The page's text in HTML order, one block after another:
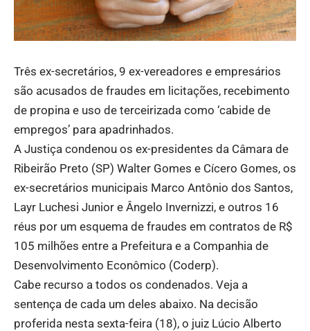
Três ex-secretários, 9 ex-vereadores e empresários
são acusados de fraudes em licitações, recebimento
de propina e uso de terceirizada como ‘cabide de
empregos’ para apadrinhados.
A Justiça condenou os ex-presidentes da Câmara de
Ribeirão Preto (SP) Walter Gomes e Cícero Gomes, os
ex-secretários municipais Marco Antônio dos Santos,
Layr Luchesi Junior e Ângelo Invernizzi, e outros 16
réus por um esquema de fraudes em contratos de R$
105 milhões entre a Prefeitura e a Companhia de
Desenvolvimento Econômico (Coderp).
Cabe recurso a todos os condenados. Veja a
sentença de cada um deles abaixo. Na decisão
proferida nesta sexta-feira (18), o juiz Lúcio Alberto